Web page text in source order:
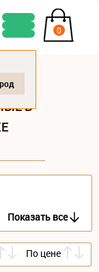
0
В
Показать все
По цене